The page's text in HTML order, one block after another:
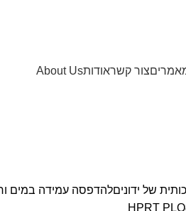
צור קשראודותAbout Us